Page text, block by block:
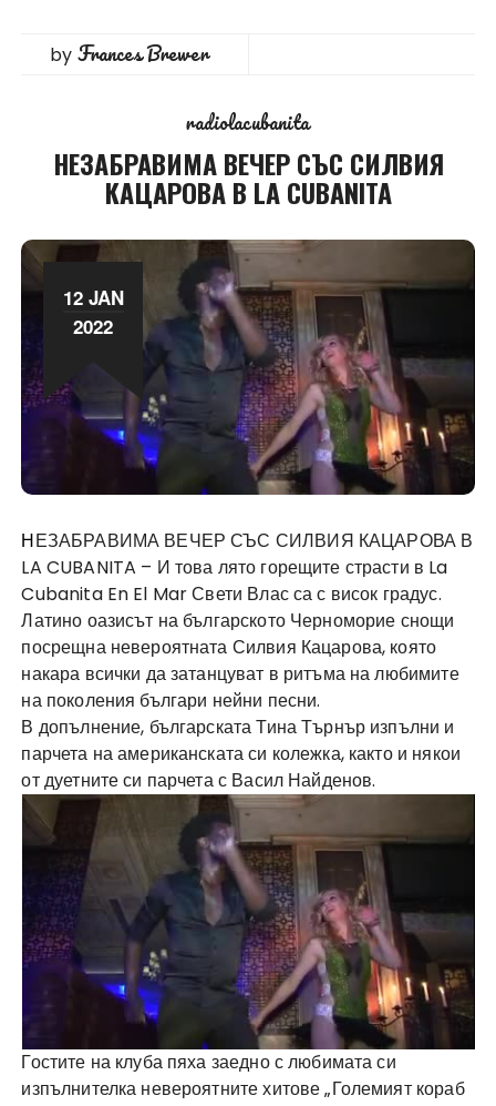
by Frances Brewer
radiolacubanita
НЕЗАБРАВИМА ВЕЧЕР СЪС СИЛВИЯ
КАЦАРОВА В LA CUBANITA
12 JAN
2022
НЕЗАБРАВИМА ВЕЧЕР СЪС СИЛВИЯ КАЦАРОВА В
LA CUBANITA – И това лято горещите страсти в La
Cubanita En El Mar Свети Влас са с висок градус.
Латино оазисът на българското Черноморие снощи
посрещна невероятната Силвия Кацарова, която
накара всички да затанцуват в ритъма на любимите
на поколения българи нейни песни.
В допълнение, българската Тина Търнър изпълни и
парчета на американската си колежка, както и някои
от дуетните си парчета с Васил Найденов.
Гостите на клуба пяха заедно с любимата си
изпълнителка невероятните хитове „Големият кораб